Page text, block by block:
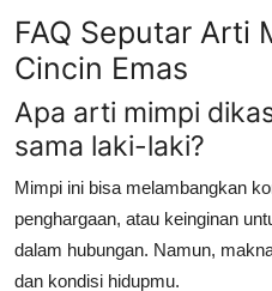
FAQ Seputar Arti
Cincin Emas
Apa arti mimpi
sama laki-laki?
Mimpi ini bisa melambangkan
penghargaan, atau keinginan
dalam hubungan. Namun,
dan kondisi hidupmu.